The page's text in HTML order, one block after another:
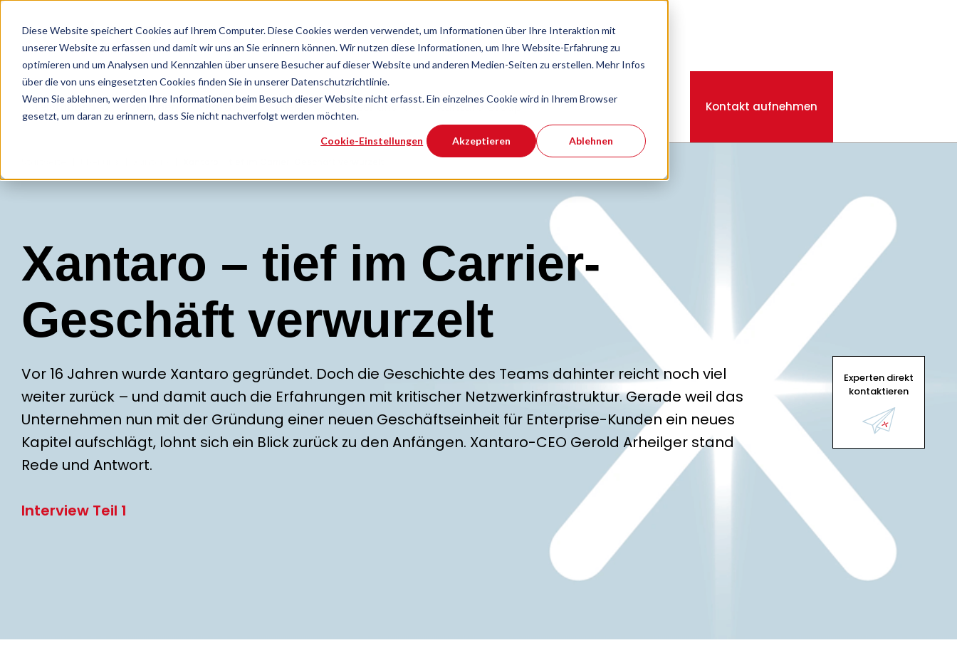
Diese Website speichert Cookies auf Ihrem Computer. Diese Cookies werden verwendet, um Informationen über Ihre Interaktion mit
unserer Website zu erfassen und damit wir uns an Sie erinnern können. Wir nutzen diese Informationen, um Ihre Website-Erfahrung zu
optimieren und um Analysen und Kennzahlen über unsere Besucher auf dieser Website und anderen Medien-Seiten zu erstellen. Mehr Infos
über die von uns eingesetzten Cookies finden Sie in unserer Datenschutzrichtlinie.
Wenn Sie ablehnen, werden Ihre Informationen beim Besuch dieser Website nicht erfasst. Ein einzelnes Cookie wird in Ihrem Browser
gesetzt, um daran zu erinnern, dass Sie nicht nachverfolgt werden möchten.
Cookie-Einstellungen Akzeptieren Ablehnen
Leistungen Kunden Partner Xperts Über uns Xantaro Group Kontakt aufnehmen
Experten direkt
kontaktieren
Xantaro – tief im Carrier-
Geschäft verwurzelt
Vor 16 Jahren wurde Xantaro gegründet. Doch die Geschichte des Teams dahinter reicht noch viel
weiter zurück – und damit auch die Erfahrungen mit kritischer Netzwerkinfrastruktur. Gerade weil das
Unternehmen nun mit der Gründung einer neuen Geschäftseinheit für Enterprise-Kunden ein neues
Kapitel aufschlägt, lohnt sich ein Blick zurück zu den Anfängen. Xantaro-CEO Gerold Arheilger stand
Rede und Antwort.
Interview Teil 1